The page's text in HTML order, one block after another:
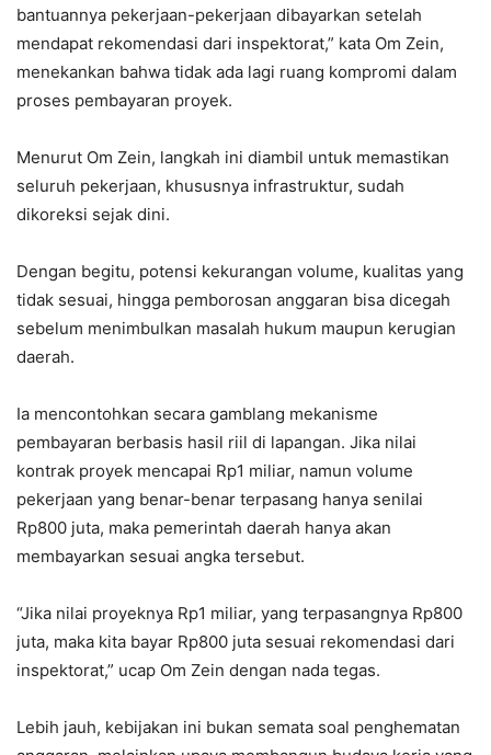
bantuannya pekerjaan-pekerjaan dibayarkan setelah
mendapat rekomendasi dari inspektorat,” kata Om Zein,
menekankan bahwa tidak ada lagi ruang kompromi dalam
proses pembayaran proyek.
Menurut Om Zein, langkah ini diambil untuk memastikan
seluruh pekerjaan, khususnya infrastruktur, sudah
dikoreksi sejak dini.
Dengan begitu, potensi kekurangan volume, kualitas yang
tidak sesuai, hingga pemborosan anggaran bisa dicegah
sebelum menimbulkan masalah hukum maupun kerugian
daerah.
Ia mencontohkan secara gamblang mekanisme
pembayaran berbasis hasil riil di lapangan. Jika nilai
kontrak proyek mencapai Rp1 miliar, namun volume
pekerjaan yang benar-benar terpasang hanya senilai
Rp800 juta, maka pemerintah daerah hanya akan
membayarkan sesuai angka tersebut.
“Jika nilai proyeknya Rp1 miliar, yang terpasangnya Rp800
juta, maka kita bayar Rp800 juta sesuai rekomendasi dari
inspektorat,” ucap Om Zein dengan nada tegas.
Lebih jauh, kebijakan ini bukan semata soal penghematan